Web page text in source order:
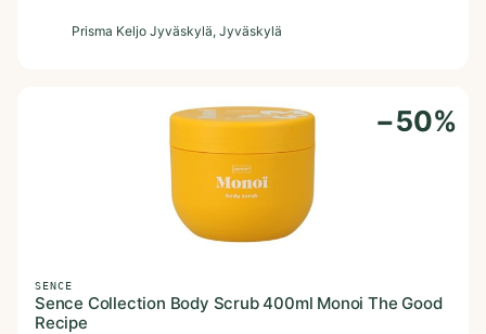
Prisma Keljo Jyväskylä, Jyväskylä
−50%
SENCE
Sence Collection Body Scrub 400ml Monoi The Good
Recipe